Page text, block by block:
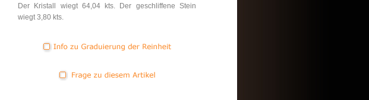
Der Kristall wiegt 64,04 kts. Der geschliffene Stein
wiegt 3,80 kts.